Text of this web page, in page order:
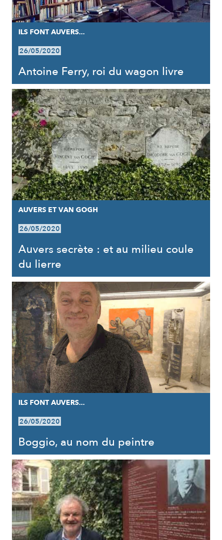
ILS FONT AUVERS...
26/05/2020
Antoine Ferry, roi du wagon livre
AUVERS ET VAN GOGH
26/05/2020
Auvers secrète : et au milieu coule
du lierre
ILS FONT AUVERS...
26/05/2020
Boggio, au nom du peintre